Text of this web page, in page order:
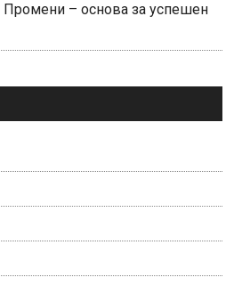
Промени – основа за успешен